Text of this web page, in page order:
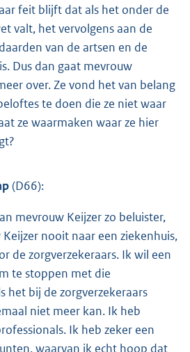
feit blijft dat als het onder de
valt, het vervolgens aan de
van de artsen en de
Dus dan gaat mevrouw
over. Ze vond het van belang
te doen die ze niet waar
ze waarmaken waar ze hier
(D66):
mevrouw Keijzer zo beluister,
nooit naar een ziekenhuis,
de zorgverzekeraars. Ik wil een
te stoppen met die
het bij de zorgverzekeraars
niet meer kan. Ik heb
Ik heb zeker een
waarvan ik echt hoop dat